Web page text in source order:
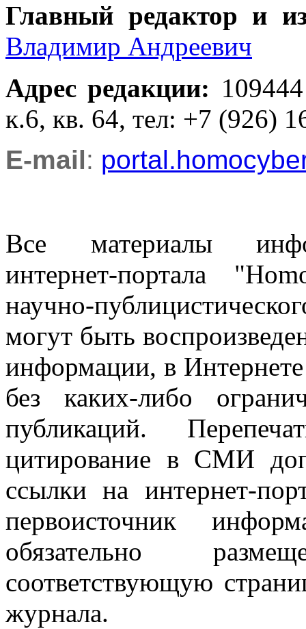
Главный редактор и
Владимир Андреевич
Адрес редакции:
к.6, кв. 64, тел: +7 (926)
E-mail:
Все материалы
интернет-портала
научно-
могут быть
информации, в
без каких-либо
публикаций.
цитирование в СМИ
ссылки на интернет-
первоисточник
обязательно
соответствующую
журнала.